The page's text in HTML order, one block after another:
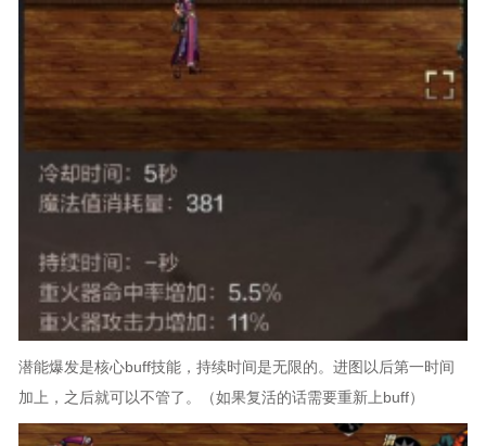
潜能爆发是核心buff技能，持续时间是无限的。进图以后第一时间
加上，之后就可以不管了。（如果复活的话需要重新上buff）